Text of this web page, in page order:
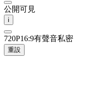
公開可見
i
720P16:9有聲音私密
重設